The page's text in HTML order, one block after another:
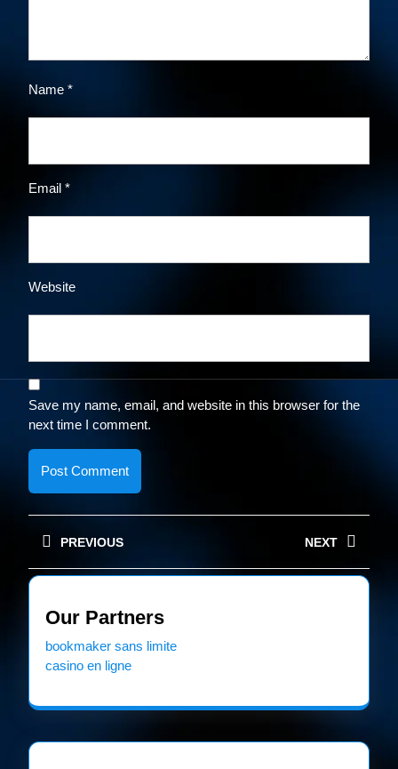
Name *
Email *
Website
Save my name, email, and website in this browser for the
next time I comment.
Post
navigation
PREVIOUS
Previous
post:
NEXT
Our Partners
bookmaker sans limite
casino en ligne